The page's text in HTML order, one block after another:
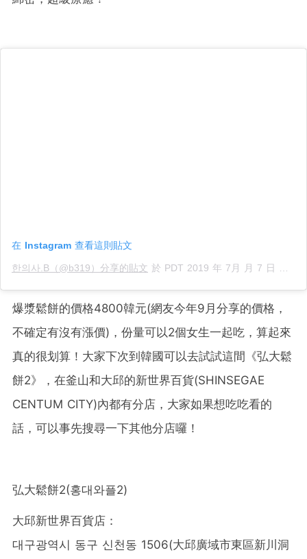
在 Instagram 查看這則貼文
한의사.B（@b319）分享的貼文 於 PDT 2019 年 7月 月 7 日 上午 6:34
爆漿鬆餅的價格4800韓元(網友今年9月分享的價格，
不確定有沒有漲價)，份量可以2個女生一起吃，算起來
真的很划算！大家下次到韓國可以去試試這間《弘大鬆
餅2》，在釜山和大邱的新世界百貨(SHINSEGAE
CENTUM CITY)內都有分店，大家如果想吃吃看的
話，可以事先搜尋一下其他分店囉！
弘大鬆餅2(홍대와플2)
大邱新世界百貨店：
대구광역시 동구 신천동 1506(大邱廣域市東區新川洞